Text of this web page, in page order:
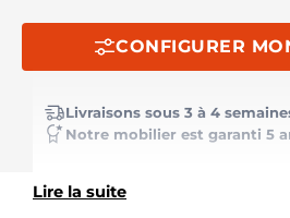
Lire la suite
CONFIGURER
Livraisons sous 3 à 4
Notre mobilier est garanti 5